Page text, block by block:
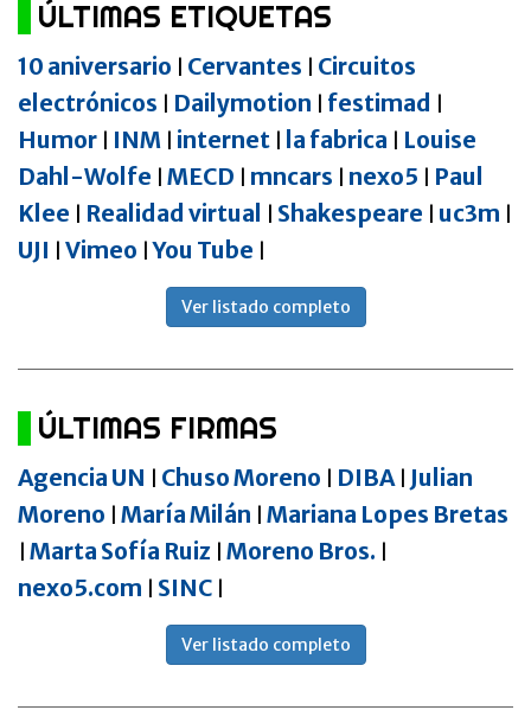
ÚLTIMAS ETIQUETAS
10 aniversario Cervantes
Circuitos
electrónicos
Dailymotion festimad
Humor INM internet la fabrica
Louise
Dahl-Wolfe MECD mncars nexo5
Paul
Klee
Realidad virtual Shakespeare uc3m
UJI Vimeo |You Tube
Ver listado completo
ÚLTIMAS FIRMAS
Agencia UN Chuso Moreno DIBA
Julian
Moreno María Milán Mariana Lopes Bretas
Marta Sofía Ruiz Moreno Bros.
nexo5.com SINC
Ver listado completo